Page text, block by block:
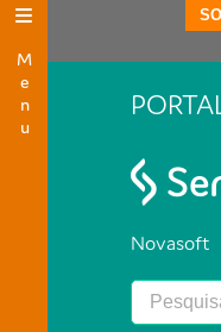
Menu
Novasoft